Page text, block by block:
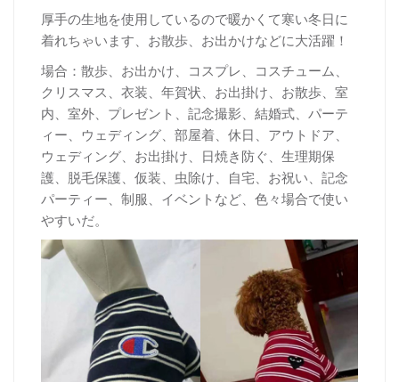
厚手の生地を使用しているので暖かくて寒い冬日に
着れちゃいます、お散歩、お出かけなどに大活躍！
場合：散歩、お出かけ、コスプレ、コスチューム、
クリスマス、衣装、年賀状、お出掛け、お散歩、室
内、室外、プレゼント、記念撮影、結婚式、パーテ
ィー、ウェディング、部屋着、休日、アウトドア、
ウェディング、お出掛け、日焼き防ぐ、生理期保
護、脱毛保護、仮装、虫除け、自宅、お祝い、記念
パーティー、制服、イベントなど、色々場合で使い
やすいだ。